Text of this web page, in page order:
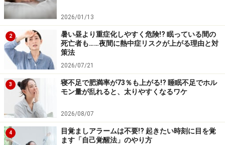
2026/01/13
2
暑い昼より重症化しやすく危険!? 眠っている間の
死亡者も……夜間に熱中症リスクが上がる理由と対
策法
2026/07/21
3
寝不足で肥満率が73％も上がる!? 睡眠不足でホル
モン量が乱れると、太りやすくなるワケ
2026/08/07
4
目覚ましアラームは不要!? 起きたい時刻に目を覚
ます「自己覚醒法」のやり方